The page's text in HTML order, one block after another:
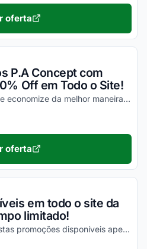
oferta
P.A Concept com
Off em Todo o Site!
Aproveite seus descontos e economize da melhor maneira possível nas suas compras online ainda hoje!
oferta
em todo o site da
limitado!
Corra e não perca todas estas promoções disponíveis apenas no site da P.A Concept!